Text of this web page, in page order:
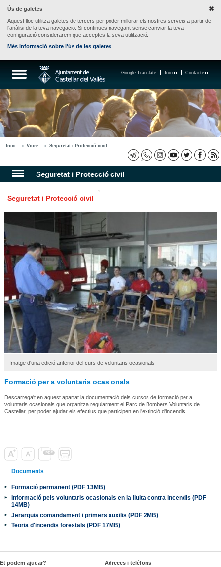
Ús de galetes
Aquest lloc utilitza galetes de tercers per poder millorar els nostres serveis a partir de
l'anàlisi de la teva navegació. Si continues navegant sense canviar la teva
configuració considerarem que acceptes la seva utilització.
Més informació sobre l'ús de les galetes
Contacte
Inici
Google Translate
Inici Viure Seguretat i Protecció civil
Seguretat i Protecció civil
Seguretat i Protecció civil
Imatge d'una edició anterior del curs de voluntaris ocasionals
Formació per a voluntaris ocasionals
Descarrega't en aquest apartat la documentació dels cursos de formació per a
voluntaris ocasionals que organitza regularment el Parc de Bombers Voluntaris de
Castellar, per poder ajudar els efectius que participen en l'extinció d'incendis.
Documents
Formació permanent (PDF 13MB)
Informació pels voluntaris ocasionals en la lluita contra incendis (PDF
14MB)
Jerarquia comandament i primers auxilis (PDF 2MB)
Teoria d'incendis forestals (PDF 17MB)
Et podem ajudar?
Adreces i telèfons